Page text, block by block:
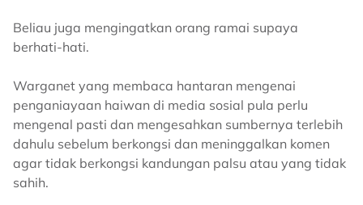
Beliau juga mengingatkan orang ramai supaya
berhati-hati.
Warganet yang membaca hantaran mengenai
penganiayaan haiwan di media sosial pula perlu
mengenal pasti dan mengesahkan sumbernya terlebih
dahulu sebelum berkongsi dan meninggalkan komen
agar tidak berkongsi kandungan palsu atau yang tidak
sahih.